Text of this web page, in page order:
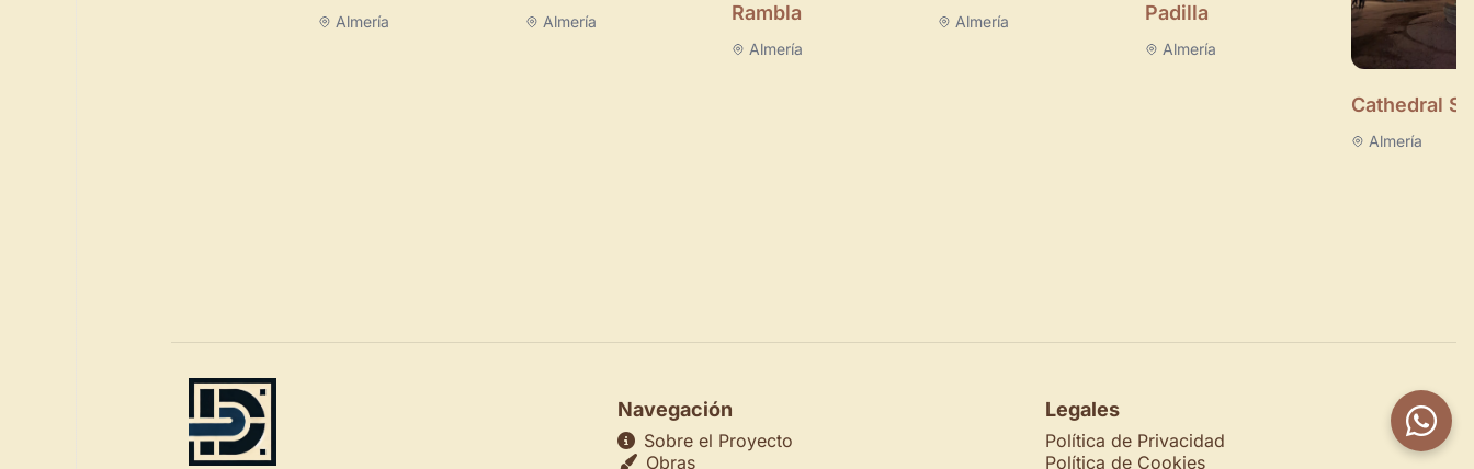
Almería Almería
Rambla
Almería
Almería
Padilla
Almería
Cathedral
Almería
Navegación
Sobre el Proyecto
Obras
Legales
Política de Privacidad
Política de Cookies